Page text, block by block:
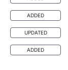
ADDED
UPDATED
ADDED